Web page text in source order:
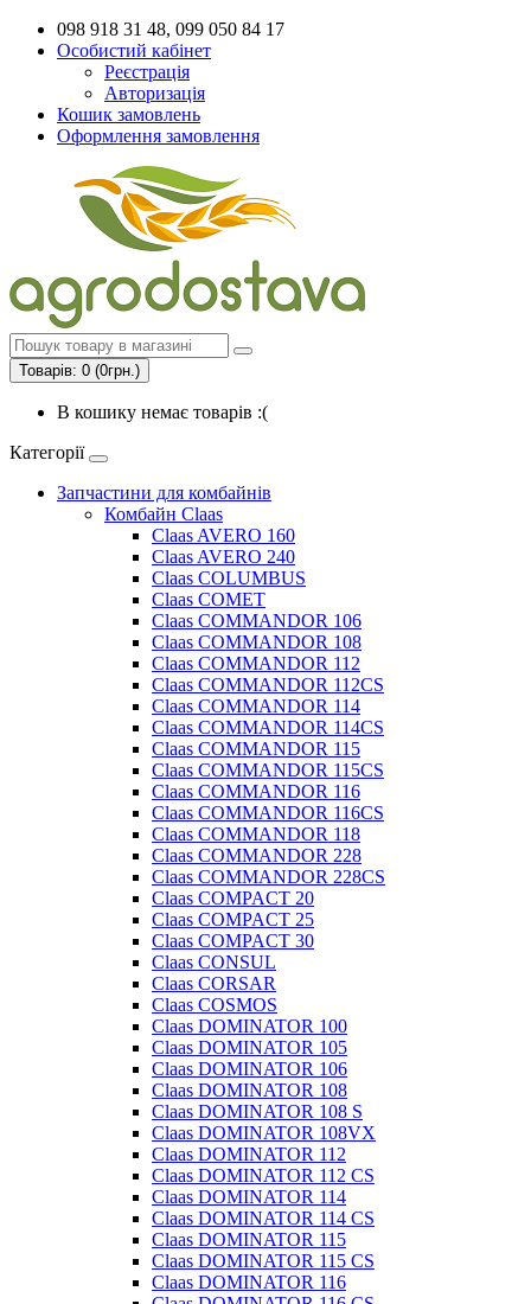
098 918 31 48, 099 050 84 17
Особистий кабінет
Реєстрація
Авторизація
Кошик замовлень
Оформлення замовлення
Товарів: 0 (0грн.)
В кошику немає товарів :(
Категорії
Запчастини для комбайнів
Комбайн Claas
Claas AVERO 160
Claas AVERO 240
Claas COLUMBUS
Claas COMET
Claas COMMANDOR 106
Claas COMMANDOR 108
Claas COMMANDOR 112
Claas COMMANDOR 112CS
Claas COMMANDOR 114
Claas COMMANDOR 114CS
Claas COMMANDOR 115
Claas COMMANDOR 115CS
Claas COMMANDOR 116
Claas COMMANDOR 116CS
Claas COMMANDOR 118
Claas COMMANDOR 228
Claas COMMANDOR 228CS
Claas COMPACT 20
Claas COMPACT 25
Claas COMPACT 30
Claas CONSUL
Claas CORSAR
Claas COSMOS
Claas DOMINATOR 100
Claas DOMINATOR 105
Claas DOMINATOR 106
Claas DOMINATOR 108
Claas DOMINATOR 108 S
Claas DOMINATOR 108VX
Claas DOMINATOR 112
Claas DOMINATOR 112 CS
Claas DOMINATOR 114
Claas DOMINATOR 114 CS
Claas DOMINATOR 115
Claas DOMINATOR 115 CS
Claas DOMINATOR 116